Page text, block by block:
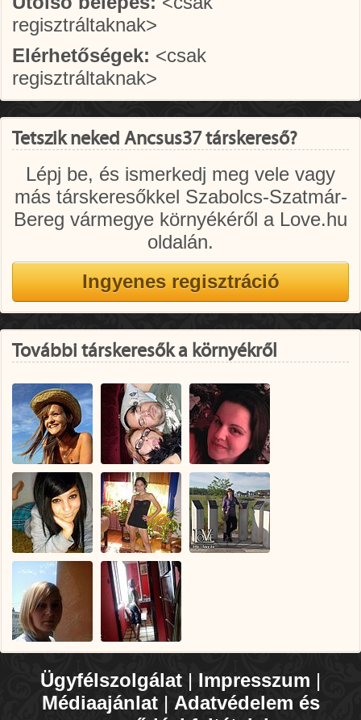
regisztráltaknak>
Elérhetőségek: <csak
regisztráltaknak>
Tetszik neked Ancsus37 társkereső?
Lépj be, és ismerkedj meg vele vagy
más társkeresőkkel Szabolcs-Szatmár-
Bereg vármegye környékéről a Love.hu
oldalán.
További társkeresők a környékről
Ügyfélszolgálat | Impresszum |
Médiaajánlat| Adatvédelem és